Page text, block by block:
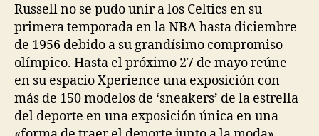
Russell no se pudo unir a los Celtics en su
primera temporada en la NBA hasta diciembre
de 1956 debido a su grandísimo compromiso
olímpico. Hasta el próximo 27 de mayo reúne
en su espacio Xperience una exposición con
más de 150 modelos de ‘sneakers’ de la estrella
del deporte en una exposición única en una